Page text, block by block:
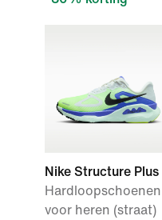
Nike Structure Plus
Hardloopschoenen
voor heren (straat)